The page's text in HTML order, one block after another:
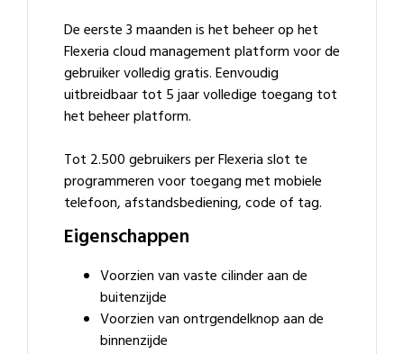
De eerste 3 maanden is het beheer op het
Flexeria cloud management platform voor de
gebruiker volledig gratis. Eenvoudig
uitbreidbaar tot 5 jaar volledige toegang tot
het beheer platform.
Tot 2.500 gebruikers per Flexeria slot te
programmeren voor toegang met mobiele
telefoon, afstandsbediening, code of tag.
Eigenschappen
Voorzien van vaste cilinder aan de
buitenzijde
Voorzien van ontrgendelknop aan de
binnenzijde